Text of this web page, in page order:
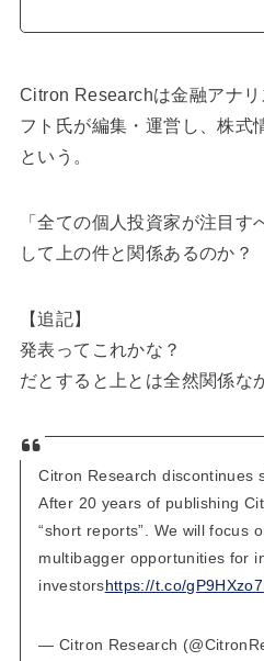
Citron Researchは金融アナ
フト氏が編集・運営し、株式
という。
「全ての個人投資家が注目
して上の件と関係あるのか？
【追記】
発表ってこれかな？
だとすると上とは全然関係な
Citron Research discontinues
After 20 years of publishing
“short reports”. We will focus
multibagger opportunities for
investorshttps://t.co/
— Citron Research